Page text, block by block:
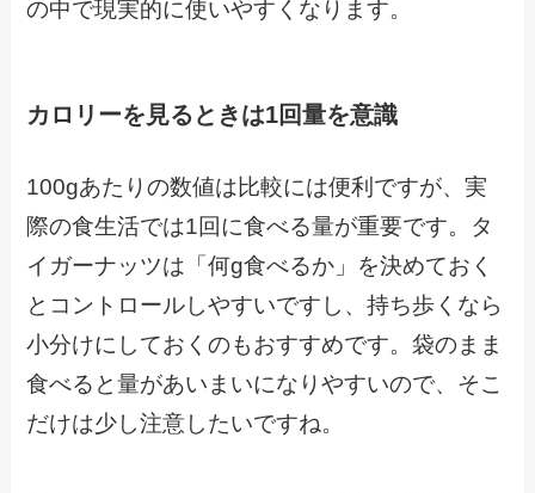
の中で現実的に使いやすくなります。
カロリーを見るときは1回量を意識
100gあたりの数値は比較には便利ですが、実
際の食生活では1回に食べる量が重要です。タ
イガーナッツは「何g食べるか」を決めておく
とコントロールしやすいですし、持ち歩くなら
小分けにしておくのもおすすめです。袋のまま
食べると量があいまいになりやすいので、そこ
だけは少し注意したいですね。